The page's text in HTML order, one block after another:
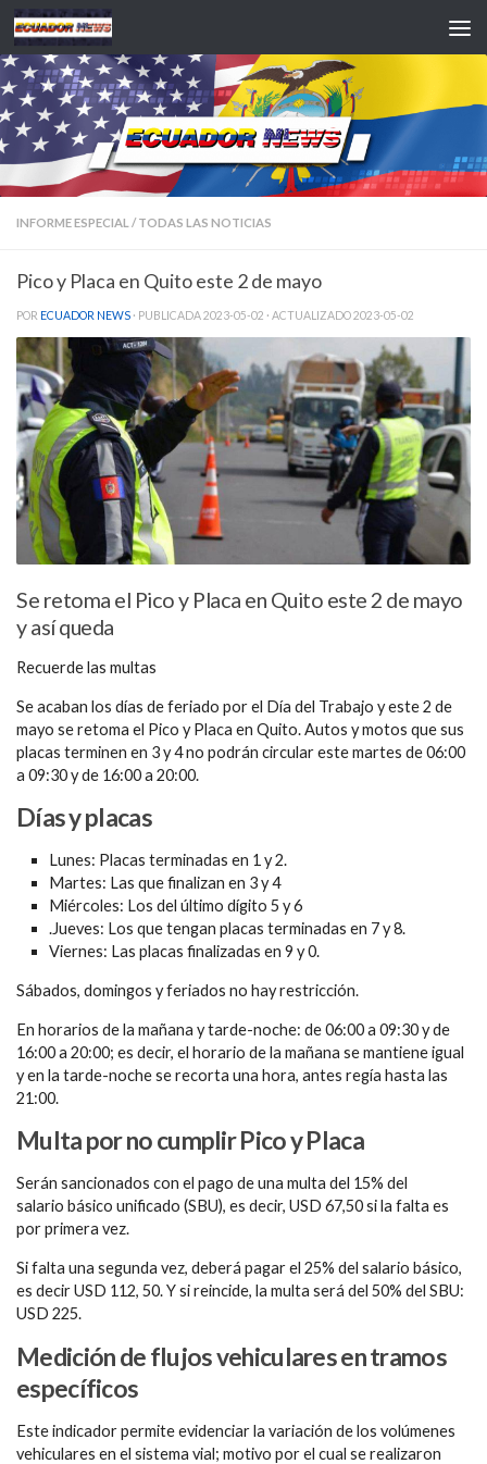
Saltar al contenido
INFORME ESPECIAL / TODAS LAS NOTICIAS
Pico y Placa en Quito este 2 de mayo
POR ECUADOR NEWS · PUBLICADA2023-05-02 · ACTUALIZADO2023-05-02
Se retoma el Pico y Placa en Quito este 2 de mayo
y así queda
Recuerde las multas
Se acaban los días de feriado por el Día del Trabajo y este 2 de
mayo se retoma el Pico y Placa en Quito. Autos y motos que sus
placas terminen en 3 y 4 no podrán circular este martes de 06:00
a 09:30 y de 16:00 a 20:00.
Días y placas
Lunes: Placas terminadas en 1 y 2.
Martes: Las que finalizan en 3 y 4
Miércoles: Los del último dígito 5 y 6
.Jueves: Los que tengan placas terminadas en 7 y 8.
Viernes: Las placas finalizadas en 9 y 0.
Sábados, domingos y feriados no hay restricción.
En horarios de la mañana y tarde-noche: de 06:00 a 09:30 y de
16:00 a 20:00; es decir, el horario de la mañana se mantiene igual
y en la tarde-noche se recorta una hora, antes regía hasta las
21:00.
Multa por no cumplir Pico y Placa
Serán sancionados con el pago de una multa del 15% del
salario básico unificado (SBU), es decir, USD 67,50 si la falta es
por primera vez.
Si falta una segunda vez, deberá pagar el 25% del salario básico,
es decir USD 112, 50. Y si reincide, la multa será del 50% del SBU:
USD 225.
Medición de flujos vehiculares en tramos
específicos
Este indicador permite evidenciar la variación de los volúmenes
vehiculares en el sistema vial; motivo por el cual se realizaron